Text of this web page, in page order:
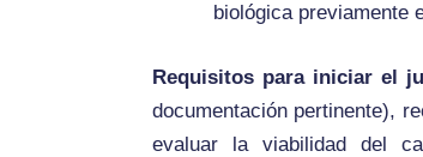
biológica previamente
Requisitos para iniciar el
documentación pertinente),
evaluar la viabilidad del